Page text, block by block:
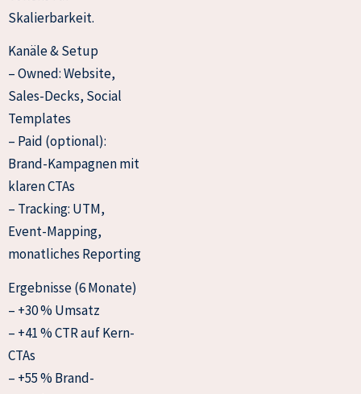
Skalierbarkeit.
Kanäle & Setup
– Owned: Website,
Sales-Decks, Social
Templates
– Paid (optional):
Brand-Kampagnen mit
klaren CTAs
– Tracking: UTM,
Event-Mapping,
monatliches Reporting
Ergebnisse (6 Monate)
– +30 % Umsatz
– +41 % CTR auf Kern-
CTAs
– +55 % Brand-